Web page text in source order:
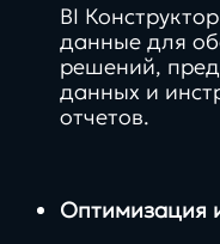
BI
данные для
решений,
данных и
отчетов.
Оптимизация